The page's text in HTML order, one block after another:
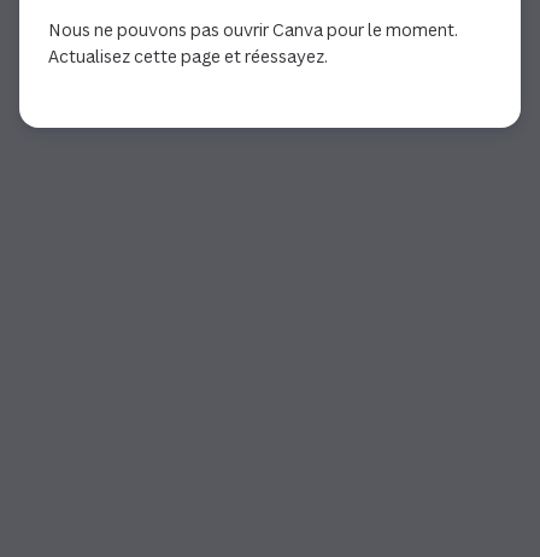
Nous ne pouvons pas ouvrir Canva pour le moment.
Actualisez cette page et réessayez.